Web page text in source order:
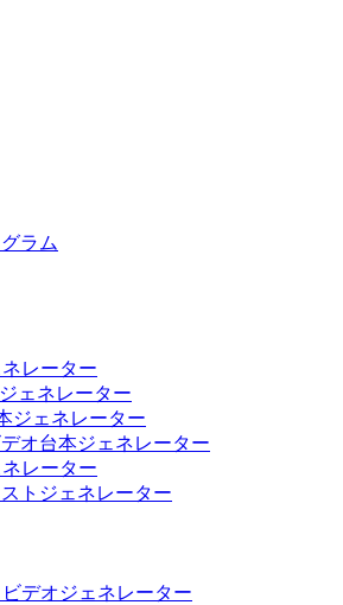
ラム
レーター
ェネレーター
ジェネレーター
オ台本ジェネレーター
レーター
トジェネレーター
デオジェネレーター